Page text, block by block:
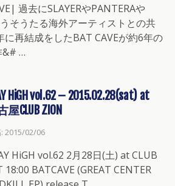
過去にSLAYERやPANTERAや
そうたる海外アーティストとの共
再結成をしたBAT CAVEが約6年の
&# …
HiGH vol.62 – 2015.02.28(sat) at
屋CLUB ZION
2015/02/06
HiGH vol.62 2月28日(土) at CLUB
BATCAVE (GREAT CENTER